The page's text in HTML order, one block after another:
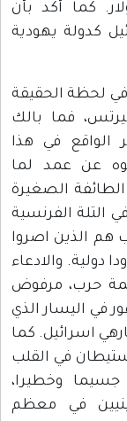
عن 140 مليار دولار. كما أكد بأن
كدولة يهودية
في لحظة الحقيقة
فما بالك
الواقع في هذا
عن عمد لما
الصغيرة
التلة الفرنسية
الذين اصروا
دولية. والادعاء
حرب، مرفوض
في اليسار الذي
اسرائيل. كما
في القلب
وخطيرا،
في معظم